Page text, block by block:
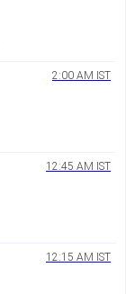
2:00 AM IST
12:45 AM IST
12:15 AM IST